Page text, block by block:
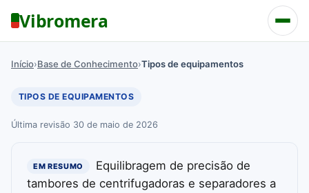
Vibromera
Início›Base de Conhecimento›Tipos de equipamentos
TIPOS DE EQUIPAMENTOS
Última revisão 30 de maio de 2026
EM RESUMO
Equilibragem de precisão de
tambores de centrifugadoras e separadores a